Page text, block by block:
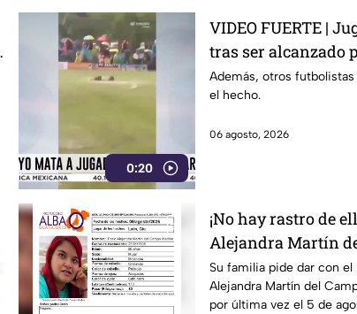
0:20
VIDEO FUERTE |
tras ser alcanzado
partido
Además, otros
el hecho.
06 agosto, 2026
¡No hay rastro de
Alejandra Martín
desaparecida en
Su familia pide dar con el
Alejandra Martín del
por última vez el 5 de